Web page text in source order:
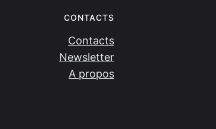
CONTACTS
Contacts
Newsletter
A propos